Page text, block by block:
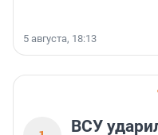
5 августа, 18:13
ВСУ